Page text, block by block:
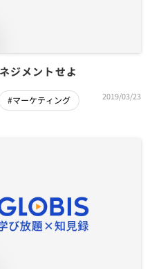
ジメントせよ
#マーケティング 2019/03/23